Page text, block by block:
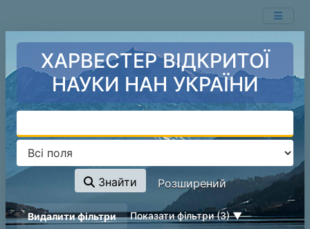
ХАРВЕСТЕР ВІДКРИТОЇ
НАУКИ НАН УКРАЇНИ
Знайти Розширений
page_reload_on_deselect_hint
Видалити фільтри Показати фільтри (3)